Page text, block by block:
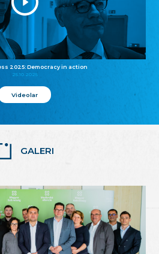
2025: Democracy in action
25.10.2025
Videolar
GALERI